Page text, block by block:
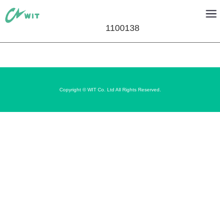
1100138
Copyright © WIT Co. Ltd All Rights Reserved.